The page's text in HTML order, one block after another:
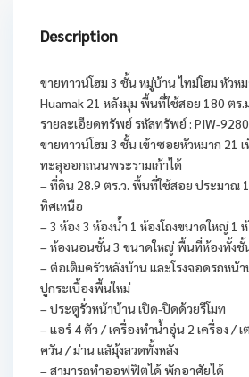
Description
ขายทาวน์โฮม 3 ชั้น หมู่บ้าน ไทม์โฮม หัวห
Huamak 21 หลังมุม พื้นที่ใช้สอย 180 ตร
รายละเอียดทรัพย์ รหัสทรัพย์ : PIW-9280
ขายทาวน์โฮม 3 ชั้น เข้าซอยหัวหมาก 21
ทะลุออกถนนพระรามเก้าได้
– ที่ดิน 28.9 ตร.ว. พื้นที่ใช้สอย ประมาณ
ทิศเหนือ
– 3 ห้อง 3 ห้องน้ำ 1 ห้องโถงขนาดใหญ่ 1
– ห้องนอนชั้น 3 ขนาดใหญ่ พื้นที่ห้องทั้งชั้
– ต่อเติมครัวหลังบ้าน และโรงจอดรถหน้
ปูกระเบื้องพื้นใหม่
– ประตูรั่วหน้าบ้าน เปิด-ปิดด้วยรีโมท
– แอร์ 4 ตัว / เครื่องทำน้ำอุ่น 2 เครื่อง /
ควัน / ม่าน แลัมุ้งลวดทั้งหลัง
– สามารถทำออฟฟิตได้ พักอาศัยได้